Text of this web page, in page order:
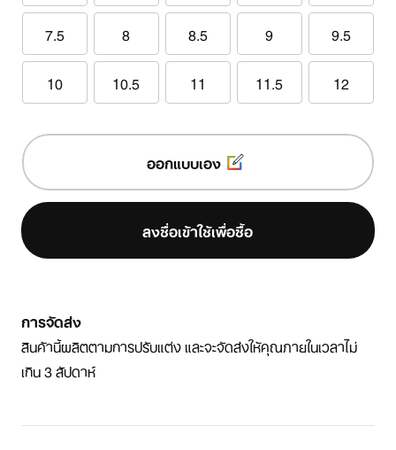
7.5
8 8.5 9
9.5
10
10.5 11 11.5 12
ออกแบบเอง
ลงชื่อเข้าใช้เพื่อซื้อ
การจัดส่ง
สินค้านี้ผลิตตามการปรับแต่ง และจะจัดส่งให้คุณภายในเวลาไม่
เกิน 3 สัปดาห์